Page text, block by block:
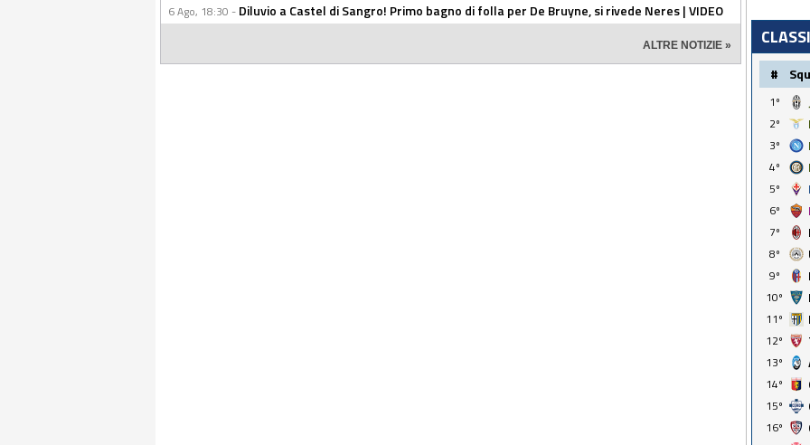
6 Ago, 18:30 - Diluvio a Castel di Sangro! Primo bagno di folla per De Bruyne, si rivede Neres | VIDEO
ALTRE NOTIZIE »
#
1º
2º
3º
4º
5º
6º
7º
8º
9º
10º
11º
12º
13º
14º
15º
16º